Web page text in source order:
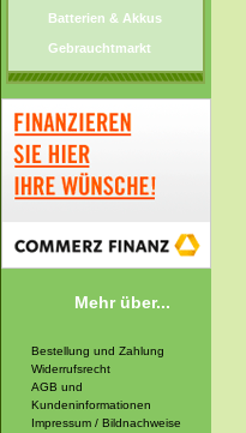
Batterien & Akkus
Gebrauchtmarkt
Mehr über...
Bestellung und Zahlung
Widerrufsrecht
AGB und
Kundeninformationen
Impressum / Bildnachweise